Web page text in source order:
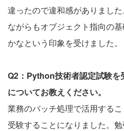
違ったので違和感がありまし
ながらもオブジェクト指向の
かなという印象を受けました。
Q2：Python技術者認定試験を
についてお教えください。
業務のバッチ処理で活用する
受験することになりました。